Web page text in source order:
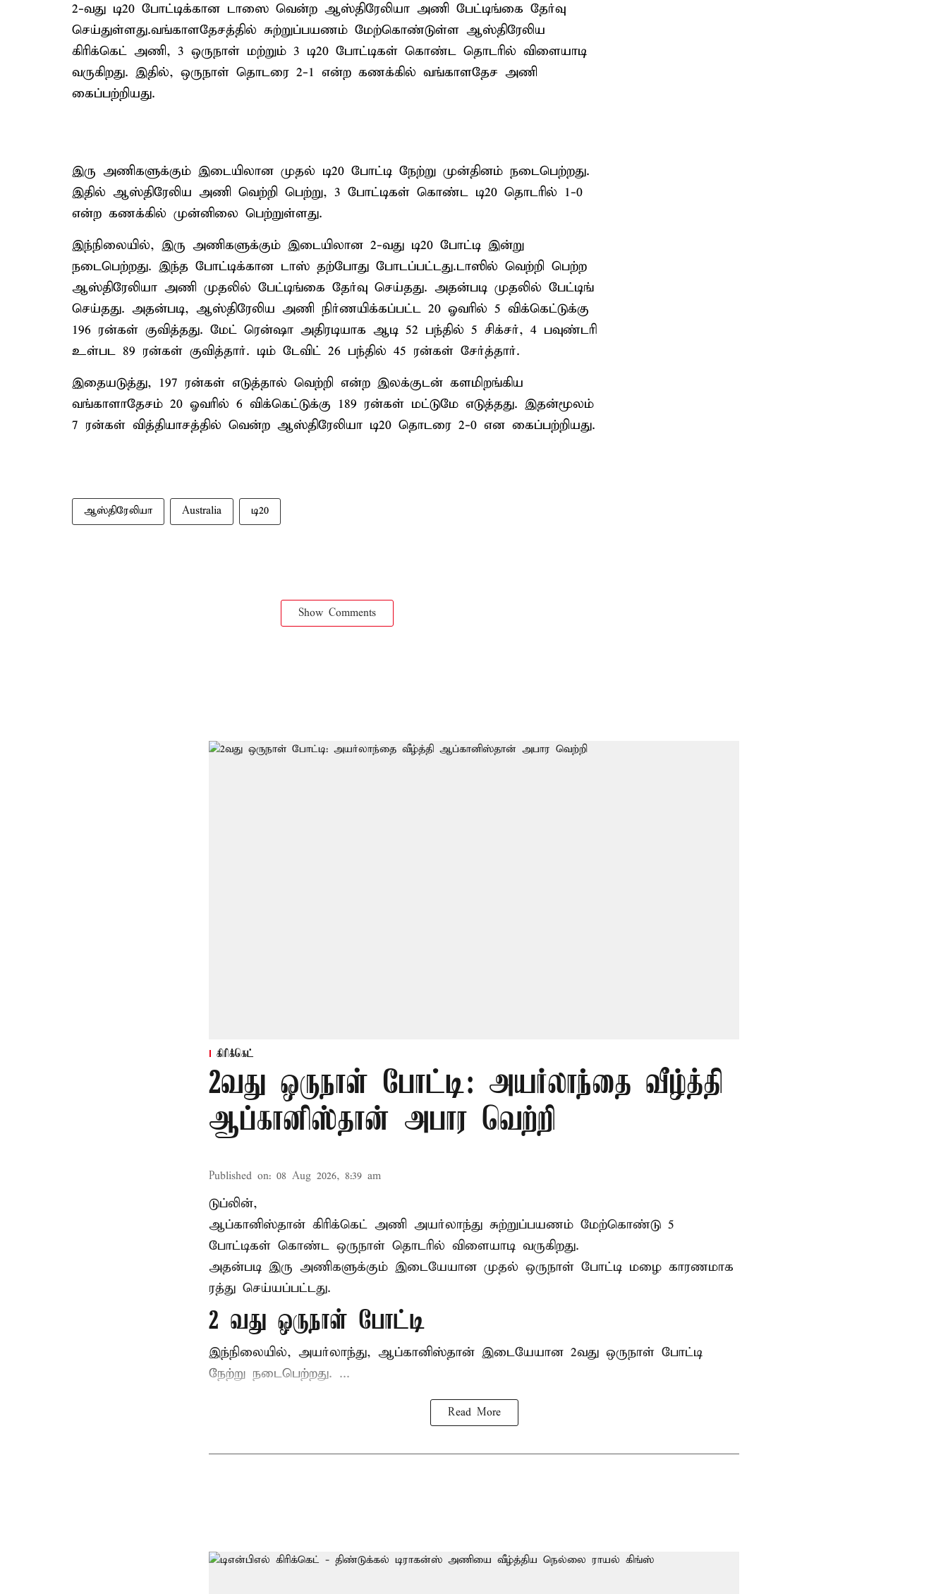
2-வது டி20 போட்டிக்கான டாஸை வென்ற ஆஸ்திரேலியா அணி பேட்டிங்கை தேர்வு
செய்துள்ளது.வங்காளதேசத்தில் சுற்றுப்பயணம் மேற்கொண்டுள்ள ஆஸ்திரேலிய
கிரிக்கெட் அணி, 3 ஒருநாள் மற்றும் 3 டி20 போட்டிகள் கொண்ட தொடரில் விளையாடி
வருகிறது. இதில், ஒருநாள் தொடரை 2-1 என்ற கணக்கில் வங்காளதேச அணி
கைப்பற்றியது.
இரு அணிகளுக்கும் இடையிலான முதல் டி20 போட்டி நேற்று முன்தினம் நடைபெற்றது.
இதில் ஆஸ்திரேலிய அணி வெற்றி பெற்று, 3 போட்டிகள் கொண்ட டி20 தொடரில் 1-0
என்ற கணக்கில் முன்னிலை பெற்றுள்ளது.
இந்நிலையில், இரு அணிகளுக்கும் இடையிலான 2-வது டி20 போட்டி இன்று
நடைபெற்றது. இந்த போட்டிக்கான டாஸ் தற்போது போடப்பட்டது.டாஸில் வெற்றி பெற்ற
ஆஸ்திரேலியா அணி முதலில் பேட்டிங்கை தேர்வு செய்தது. அதன்படி முதலில் பேட்டிங்
செய்தது. அதன்படி, ஆஸ்திரேலிய அணி நிர்ணயிக்கப்பட்ட 20 ஓவரில் 5 விக்கெட்டுக்கு
196 ரன்கள் குவித்தது. மேட் ரென்ஷா அதிரடியாக ஆடி 52 பந்தில் 5 சிக்சர், 4 பவுண்டரி
உள்பட 89 ரன்கள் குவித்தார். டிம் டேவிட் 26 பந்தில் 45 ரன்கள் சேர்த்தார்.
இதையடுத்து, 197 ரன்கள் எடுத்தால் வெற்றி என்ற இலக்குடன் களமிறங்கிய
வங்காளாதேசம் 20 ஓவரில் 6 விக்கெட்டுக்கு 189 ரன்கள் மட்டுமே எடுத்தது. இதன்மூலம்
7 ரன்கள் வித்தியாசத்தில் வென்ற ஆஸ்திரேலியா டி20 தொடரை 2-0 என கைப்பற்றியது.
ஆஸ்திரேலியா Australia டி20
Show Comments
கிரிக்கெட்
2வது ஒருநாள் போட்டி: அயர்லாந்தை வீழ்த்தி
ஆப்கானிஸ்தான் அபார வெற்றி
Published on: 08 Aug 2026, 8:39 am
டுப்லின்,
ஆப்கானிஸ்தான் கிரிக்கெட் அணி அயர்லாந்து சுற்றுப்பயணம் மேற்கொண்டு 5
போட்டிகள் கொண்ட ஒருநாள் தொடரில் விளையாடி வருகிறது.
அதன்படி இரு அணிகளுக்கும் இடையேயான முதல் ஒருநாள் போட்டி மழை காரணமாக
ரத்து செய்யப்பட்டது.
2 வது ஒருநாள் போட்டி
இந்நிலையில், அயர்லாந்து, ஆப்கானிஸ்தான் இடையேயான 2வது ஒருநாள் போட்டி
நேற்று நடைபெற்றது. ...
Read More